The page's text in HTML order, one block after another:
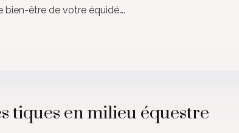
bien-être de votre équidé….
tiques en milieu équestre